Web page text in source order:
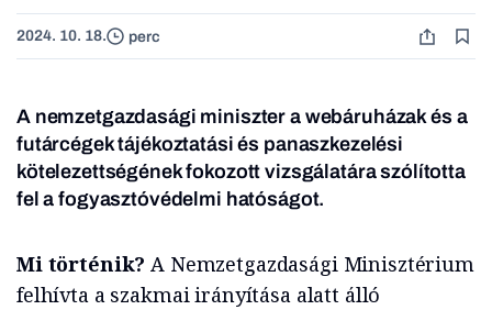
2024. 10. 18. perc
A nemzetgazdasági miniszter a webáruházak és a
futárcégek tájékoztatási és panaszkezelési
kötelezettségének fokozott vizsgálatára szólította
fel a fogyasztóvédelmi hatóságot.
Mi történik?A Nemzetgazdasági Minisztérium
felhívta a szakmai irányítása alatt álló